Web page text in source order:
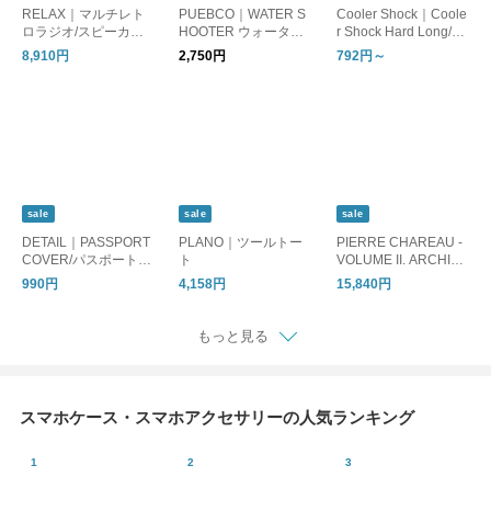
RELAX｜マルチレト
ロラジオ/スピーカー
懐中電灯 モバイルバ
ッテリー MP3プレイ
8,910円
PUEBCO｜WATER S
HOOTER ウォーター
シューター/水鉄砲
2,750円
Cooler Shock｜Coole
r Shock Hard Long/保
冷剤
792円～
sale
DETAIL｜PASSPORT
COVER/パスポートカ
バー
990円
sale
PLANO｜ツールトー
ト
4,158円
sale
PIERRE CHAREAU -
VOLUME II. ARCHITE
CTURE INTERIEURE.
ARCHITECTURE./ピ
15,840円
もっと見る
スマホケース・スマホアクセサリーの人気ランキング